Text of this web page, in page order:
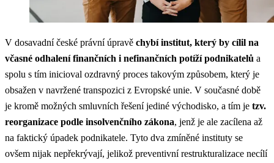
V dosavadní české právní úpravě chybí institut, který by cílil na
včasné odhalení finančních i nefinančních potíží podnikatelů a
spolu s tím inicioval ozdravný proces takovým způsobem, který je
obsažen v navržené transpozici z Evropské unie. V současné době
je kromě možných smluvních řešení jediné východisko, a tím je tzv.
reorganizace podle insolvenčního zákona, jenž je ale zacílena až
na faktický úpadek podnikatele. Tyto dva zmíněné instituty se
ovšem nijak nepřekrývají, jelikož preventivní restrukturalizace necílí